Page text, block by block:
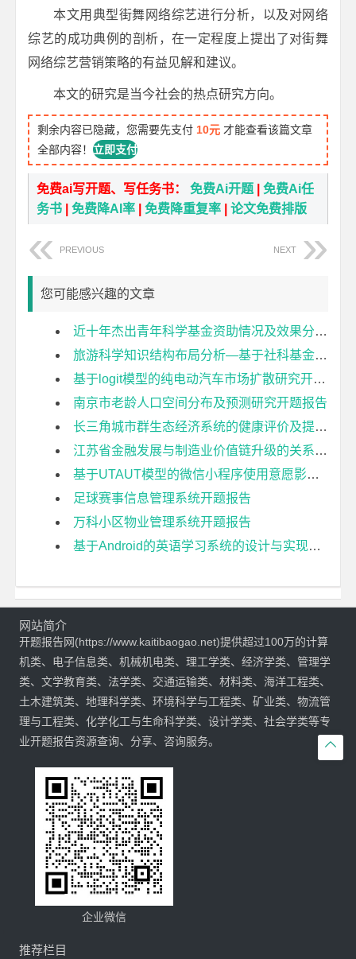
本文用典型街舞网络综艺进行分析，以及对网络
综艺的成功典例的剖析，在一定程度上提出了对街舞
网络综艺营销策略的有益见解和建议。
本文的研究是当今社会的热点研究方向。
剩余内容已隐藏，您需要先支付 10元 才能查看该篇文章
全部内容！立即支付
免费ai写开题、写任务书：免费Ai开题 |免费Ai任
务书 |免费降AI率 |免费降重复率 |论文免费排版
PREVIOUS NEXT
您可能感兴趣的文章
近十年杰出青年科学基金资助情况及效果分析开题报告
旅游科学知识结构布局分析—基于社科基金项目的计量分析开题报告
基于logit模型的纯电动汽车市场扩散研究开题报告
南京市老龄人口空间分布及预测研究开题报告
长三角城市群生态经济系统的健康评价及提升策略研究开题报告
江苏省金融发展与制造业价值链升级的关系研究开题报告
基于UTAUT模型的微信小程序使用意愿影响因素研究开题报告
足球赛事信息管理系统开题报告
万科小区物业管理系统开题报告
基于Android的英语学习系统的设计与实现开题报告

网站简介
开题报告网(https://www.kaitibaogao.net)提供超过100万的计算
机类、电子信息类、机械机电类、理工学类、经济学类、管理学
类、文学教育类、法学类、交通运输类、材料类、海洋工程类、
土木建筑类、地理科学类、环境科学与工程类、矿业类、物流管
理与工程类、化学化工与生命科学类、设计学类、社会学类等专
业开题报告资源查询、分享、咨询服务。
企业微信
推荐栏目